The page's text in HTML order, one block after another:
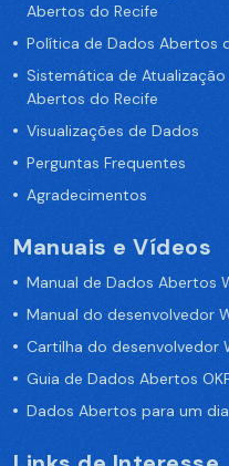
Abertos do Recife
Política de Dados Abertos
Sistemática de
Abertos do Recife
Visualizações de Dados
Perguntas Frequentes
Agradecimentos
Manuais e Vídeos
Manual de Dados Abertos
Manual do desenvolvedor
Cartilha do desenvolvedor
Guia de Dados Abertos
Dados Abertos para um